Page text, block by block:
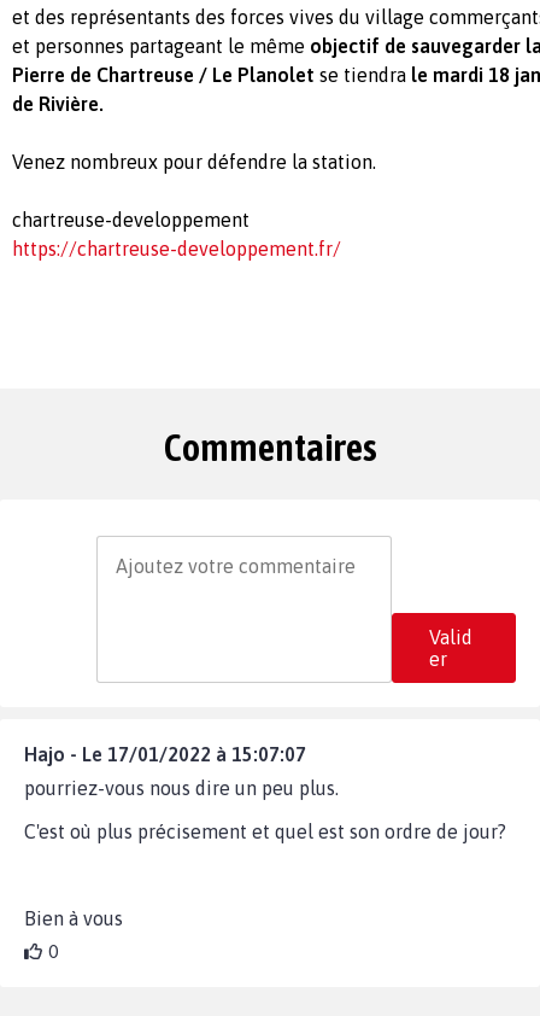
et des représentants des forces vives du village
et personnes partageant le même objectif de sauvegarder
Pierre de Chartreuse / Le Planolet se tiendra le mardi 18
de Rivière.
Venez nombreux pour défendre la station.
chartreuse-developpement
https://chartreuse-developpement.fr/
Commentaires
Valid
er
Hajo - Le 17/01/2022 à 15:07:07
pourriez-vous nous dire un peu plus.
C'est où plus précisement et quel est son ordre de jour?
Bien à vous
0